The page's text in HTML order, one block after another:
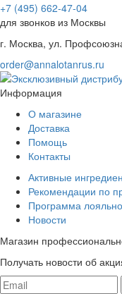
+7 (495) 662-47-04
для звонков из Москвы
г. Москва, ул.
order@annalotanrus.ru
Информация
О магазине
Доставка
Помощь
Контакты
Активные
Рекомендации по
Программа
Новости
Магазин
Получать новости об